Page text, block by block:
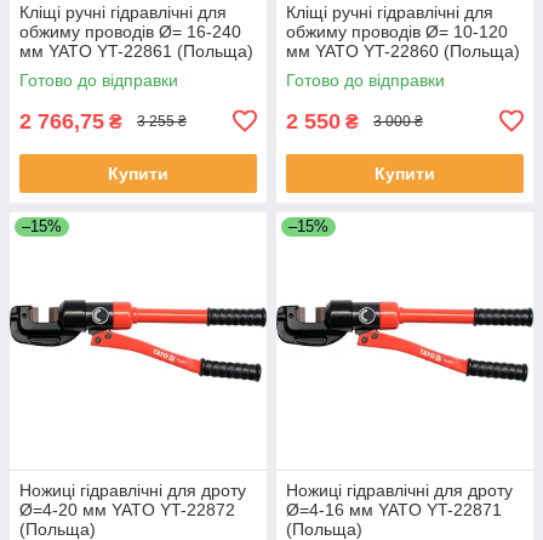
Кліщі ручні гідравлічні для
обжиму проводів Ø= 16-240
мм YATO YT-22861 (Польща)
Готово до відправки
2 766,75 ₴ 3 255 ₴
Купити
Кліщі ручні гідравлічні для
обжиму проводів Ø= 10-120
мм YATO YT-22860 (Польща)
Готово до відправки
2 550 ₴ 3 000 ₴
Купити
–15%
Ножиці гідравлічні для дроту
Ø=4-20 мм YATO YT-22872
(Польща)
–15%
Ножиці гідравлічні для дроту
Ø=4-16 мм YATO YT-22871
(Польща)